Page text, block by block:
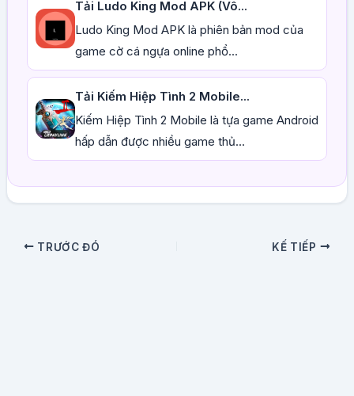
Tải Ludo King Mod APK (Vô...
Ludo King Mod APK là phiên bản mod của
game cờ cá ngựa online phổ...
Tải Kiếm Hiệp Tình 2 Mobile...
Kiếm Hiệp Tình 2 Mobile là tựa game Android
hấp dẫn được nhiều game thủ...
TRƯỚC ĐÓ KẾ TIẾP